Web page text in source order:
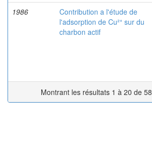
1986
Contribution a l'étude de
l'adsorption de Cu²⁺ sur du
charbon actif
Montrant les résultats 1 à 20 de 58